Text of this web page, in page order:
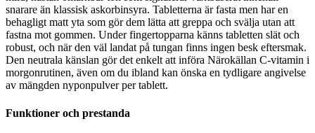
snarare än klassisk askorbinsyra. Tabletterna är fasta men har en
behagligt matt yta som gör dem lätta att greppa och svälja utan att
fastna mot gommen. Under fingertopparna känns tabletten slät och
robust, och när den väl landat på tungan finns ingen besk eftersmak.
Den neutrala känslan gör det enkelt att införa Närokällan C-vitamin i
morgonrutinen, även om du ibland kan önska en tydligare angivelse
av mängden nyponpulver per tablett.
Funktioner och prestanda